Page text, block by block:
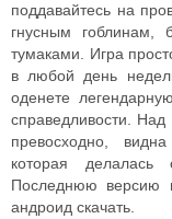
поддавайтесь на
гнусным гоблинам,
тумаками. Игра
в любой день
оденете
справедливости. Над
превосходно,
которая
Последнюю версию
андроид скачать.